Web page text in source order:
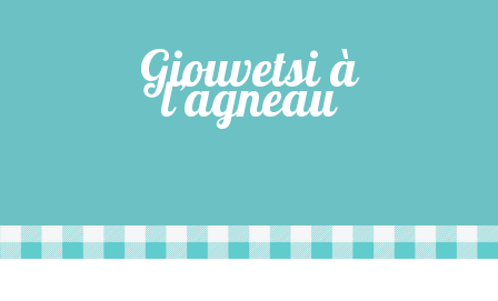
Giouvetsi à
l’agneau